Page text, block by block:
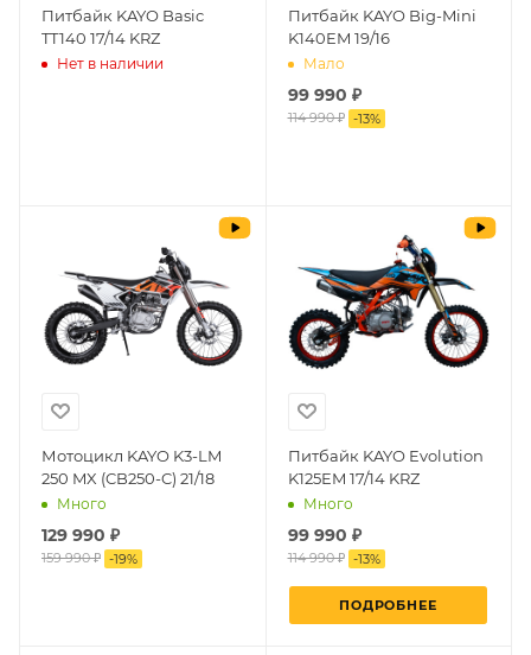
Питбайк KAYO Basic
TT140 17/14 KRZ
Нет в наличии
Питбайк KAYO Big-Mini
K140EM 19/16
Мало
99 990 ₽
114 990 ₽ -13%
Мотоцикл KAYO K3-LM
250 MX (CB250-C) 21/18
Много
129 990 ₽
159 990 ₽ -19%
Питбайк KAYO Evolution
K125EM 17/14 KRZ
Много
99 990 ₽
114 990 ₽ -13%
ПОДРОБНЕЕ